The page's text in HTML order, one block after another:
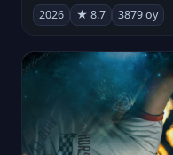
2026 ★ 8.7 3879 oy